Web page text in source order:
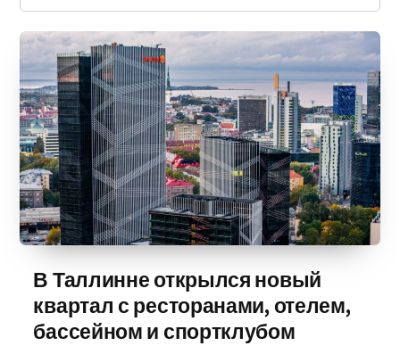
В Таллинне открылся новый
квартал с ресторанами, отелем,
бассейном и спортклубом